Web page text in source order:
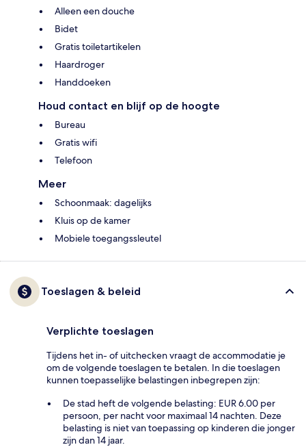
Alleen een douche
Bidet
Gratis toiletartikelen
Haardroger
Handdoeken
Houd contact en blijf op de hoogte
Bureau
Gratis wifi
Telefoon
Meer
Schoonmaak: dagelijks
Kluis op de kamer
Mobiele toegangssleutel
Toeslagen & beleid
Verplichte toeslagen
Tijdens het in- of uitchecken vraagt de accommodatie je
om de volgende toeslagen te betalen. In die toeslagen
kunnen toepasselijke belastingen inbegrepen zijn:
De stad heft de volgende belasting: EUR 6.00 per
persoon, per nacht voor maximaal 14 nachten. Deze
belasting is niet van toepassing op kinderen die jonger
zijn dan 14 jaar.